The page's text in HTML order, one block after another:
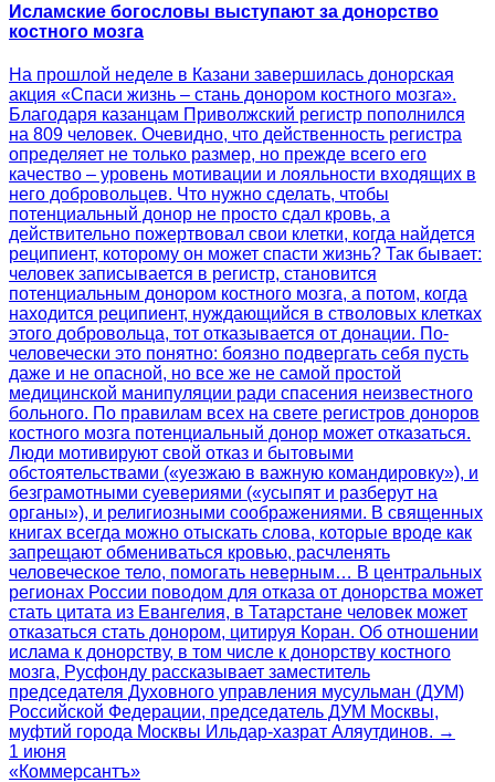
Исламские богословы выступают за донорство
костного мозга
На прошлой неделе в Казани завершилась донорская
акция «Спаси жизнь – стань донором костного мозга».
Благодаря казанцам Приволжский регистр пополнился
на 809 человек. Очевидно, что действенность регистра
определяет не только размер, но прежде всего его
качество – уровень мотивации и лояльности входящих в
него добровольцев. Что нужно сделать, чтобы
потенциальный донор не просто сдал кровь, а
действительно пожертвовал свои клетки, когда найдется
реципиент, которому он может спасти жизнь? Так бывает:
человек записывается в регистр, становится
потенциальным донором костного мозга, а потом, когда
находится реципиент, нуждающийся в стволовых клетках
этого добровольца, тот отказывается от донации. По-
человечески это понятно: боязно подвергать себя пусть
даже и не опасной, но все же не самой простой
медицинской манипуляции ради спасения неизвестного
больного. По правилам всех на свете регистров доноров
костного мозга потенциальный донор может отказаться.
Люди мотивируют свой отказ и бытовыми
обстоятельствами («уезжаю в важную командировку»), и
безграмотными суевериями («усыпят и разберут на
органы»), и религиозными соображениями. В священных
книгах всегда можно отыскать слова, которые вроде как
запрещают обмениваться кровью, расчленять
человеческое тело, помогать неверным… В центральных
регионах России поводом для отказа от донорства может
стать цитата из Евангелия, в Татарстане человек может
отказаться стать донором, цитируя Коран. Об отношении
ислама к донорству, в том числе к донорству костного
мозга, Русфонду рассказывает заместитель
председателя Духовного управления мусульман (ДУМ)
Российской Федерации, председатель ДУМ Москвы,
муфтий города Москвы Ильдар-хазрат Аляутдинов. →
1 июня
«Коммерсантъ»